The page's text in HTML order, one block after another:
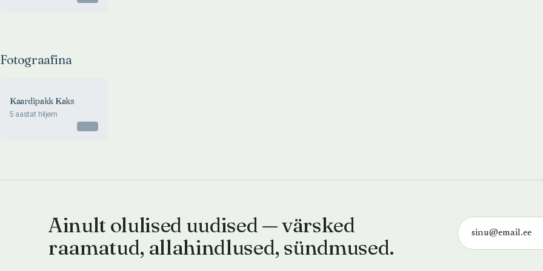
Fotograafina
Kaardipakk Kaks
5 aastat hiljem
Ainult olulised uudised — värsked
raamatud, allahindlused, sündmused.